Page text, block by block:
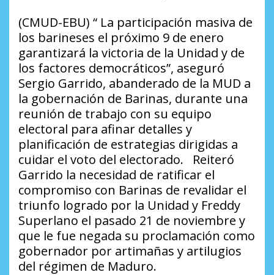
(CMUD-EBU) “ La participación masiva de
los barineses el próximo 9 de enero
garantizará la victoria de la Unidad y de
los factores democráticos”, aseguró
Sergio Garrido, abanderado de la MUD a
la gobernación de Barinas, durante una
reunión de trabajo con su equipo
electoral para afinar detalles y
planificación de estrategias dirigidas a
cuidar el voto del electorado. Reiteró
Garrido la necesidad de ratificar el
compromiso con Barinas de revalidar el
triunfo logrado por la Unidad y Freddy
Superlano el pasado 21 de noviembre y
que le fue negada su proclamación como
gobernador por artimañas y artilugios
del régimen de Maduro.